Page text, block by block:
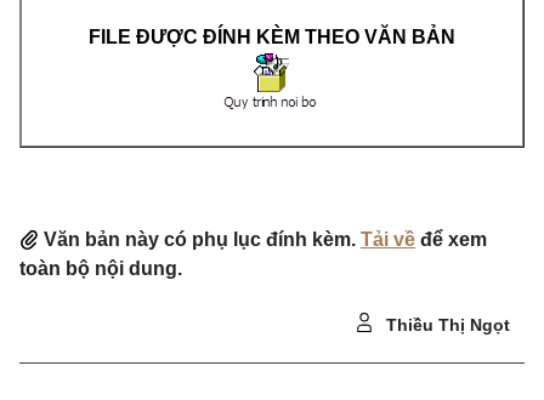
FILE ĐƯỢC ĐÍNH KÈM THEO VĂN BẢN
Văn bản này có phụ lục đính kèm. Tải về để xem
toàn bộ nội dung.
Thiều Thị Ngọt